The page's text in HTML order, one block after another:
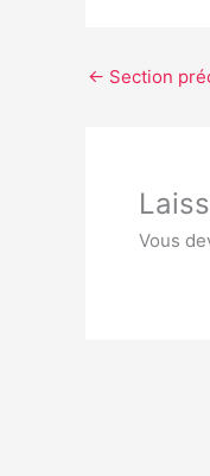
← Section
Vous